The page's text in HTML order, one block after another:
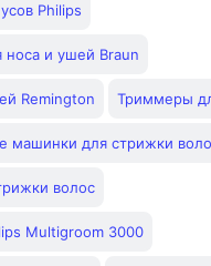
Philips
и ушей Braun
Remington Триммеры
машинки для стрижки
волос
Multigroom 3000